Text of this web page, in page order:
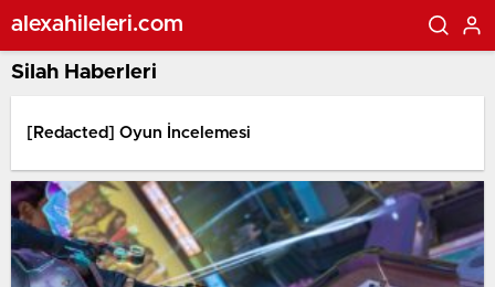
alexahileleri.com
Silah Haberleri
[Redacted] Oyun İncelemesi